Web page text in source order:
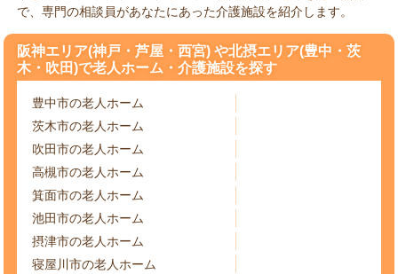
で、専門の相談員があなたにあった介護施設を紹介します。
阪神エリア(神戸・芦屋・西宮) や北摂エリア(豊中・茨
木・吹田)で老人ホーム・介護施設を探す
豊中市の老人ホーム
茨木市の老人ホーム
吹田市の老人ホーム
高槻市の老人ホーム
箕面市の老人ホーム
池田市の老人ホーム
摂津市の老人ホーム
寝屋川市の老人ホーム